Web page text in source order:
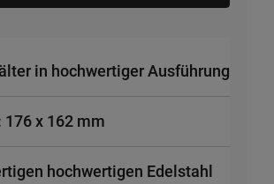
in hochwertiger Ausführung
x 162 mm
hochwertigen Edelstahl